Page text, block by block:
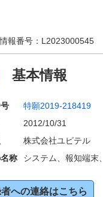
報番号： L2023000545
基本情報
特願2019-218419
2012/10/31
株式会社ユピテル
称
システム、報知端末
への連絡はこちら